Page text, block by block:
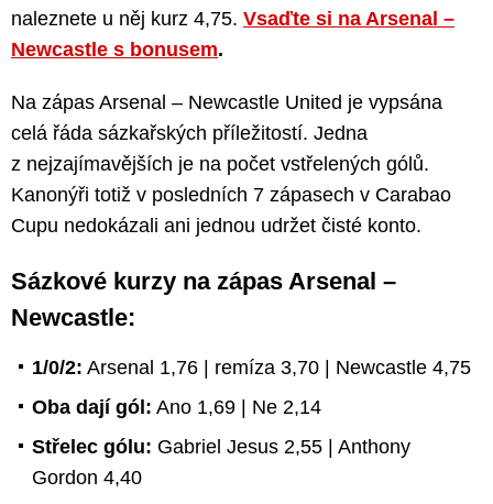
naleznete u něj kurz 4,75. Vsaďte si na Arsenal –
Newcastle s bonusem.
Na zápas Arsenal – Newcastle United je vypsána
celá řáda sázkařských příležitostí. Jedna
z nejzajímavějších je na počet vstřelených gólů.
Kanonýři totiž v posledních 7 zápasech v Carabao
Cupu nedokázali ani jednou udržet čisté konto.
Sázkové kurzy na zápas Arsenal –
Newcastle:
1/0/2: Arsenal 1,76 | remíza 3,70 | Newcastle 4,75
Oba dají gól: Ano 1,69 | Ne 2,14
Střelec gólu: Gabriel Jesus 2,55 | Anthony
Gordon 4,40